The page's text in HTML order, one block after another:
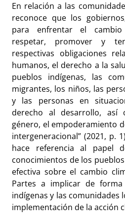
En relación a las
reconoce que los
para enfrentar el cambio
respetar, promover y
respectivas obligaciones
humanos, el derecho a la
pueblos indígenas, las
migrantes, los niños, las
y las personas en
derecho al desarrollo, así
género, el empoderamiento
intergeneracional” (2021, p.
hace referencia al papel
conocimientos de los
efectiva sobre el cambio
Partes a implicar de
indígenas y las comunidades
implementación de la acción